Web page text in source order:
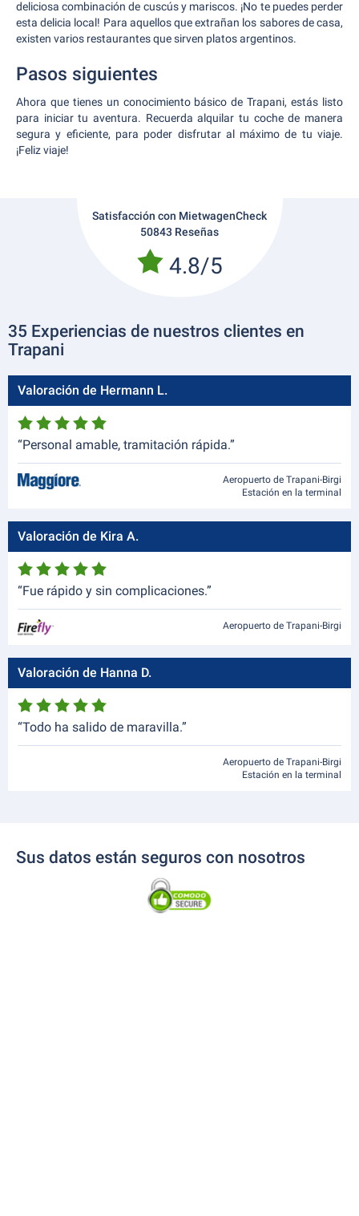
deliciosa combinación de cuscús y mariscos. ¡No te puedes perder
esta delicia local! Para aquellos que extrañan los sabores de casa,
existen varios restaurantes que sirven platos argentinos.
Pasos siguientes
Ahora que tienes un conocimiento básico de Trapani, estás listo
para iniciar tu aventura. Recuerda alquilar tu coche de manera
segura y eficiente, para poder disfrutar al máximo de tu viaje.
¡Feliz viaje!
Satisfacción con MietwagenCheck
50843 Reseñas
4.8/5
35 Experiencias de nuestros clientes en
Trapani
Valoración de Hermann L.
“Personal amable, tramitación rápida.”
Aeropuerto de Trapani-Birgi
Estación en la terminal
Valoración de Kira A.
“Fue rápido y sin complicaciones.”
Aeropuerto de Trapani-Birgi
Valoración de Hanna D.
“Todo ha salido de maravilla.”
Aeropuerto de Trapani-Birgi
Estación en la terminal
Sus datos están seguros con nosotros